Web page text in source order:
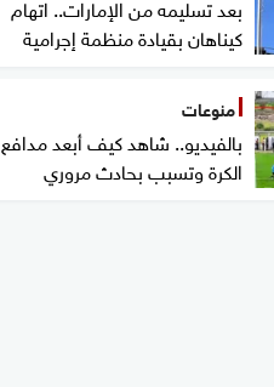
بعد تسليمه من الإمارات.. اتهام
كيناهان بقيادة منظمة إجرامية
منوعات
بالفيديو.. شاهد كيف أبعد مدافع
الكرة وتسبب بحادث مروري